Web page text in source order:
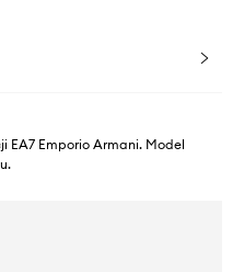
EA7 Emporio Armani. Model